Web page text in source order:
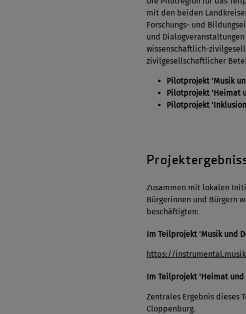
mit den beiden
Forschungs- und
und
wissenschaftlich-
zivilgesellschaftlicher
Pilotprojekt 'Musik
Pilotprojekt 'Heimat
Pilotprojekt
Zusammen mit lokalen
Bürgerinnen und Bürgern
beschäftigten:
Im Teilprojekt 'Musik und
https://
Im Teilprojekt 'Heimat und
Zentrales Ergebnis dieses
Cloppenburg.